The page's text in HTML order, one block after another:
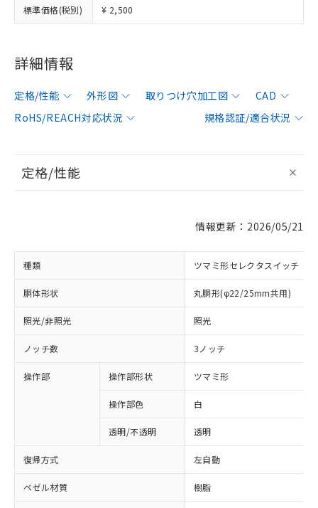
標準価格(税別) ¥ 2,500
詳細情報
定格/性能 外形図 取りつけ穴加工図
CAD
RoHS/REACH対応状況
規格認証/適合状況
定格/性能
情報更新：2026/05/21
種類 ツマミ形セレクタスイッチ
胴体形状 丸胴形(φ22/25mm共用)
照光/非照光 照光
ノッチ数 3ノッチ
操作部 操作部形状 ツマミ形
操作部色 白
透明/不透明 透明
復帰方式 左自動
ベゼル材質 樹脂